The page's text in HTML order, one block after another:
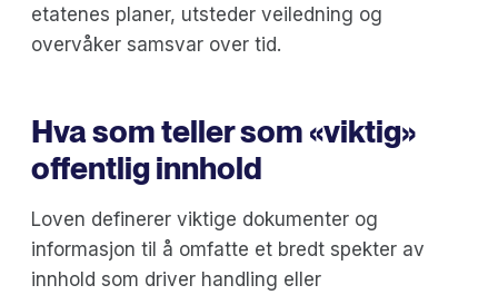
etatenes planer, utsteder veiledning og
overvåker samsvar over tid.
Hva som teller som «viktig»
offentlig innhold
Loven definerer viktige dokumenter og
informasjon til å omfatte et bredt spekter av
innhold som driver handling eller